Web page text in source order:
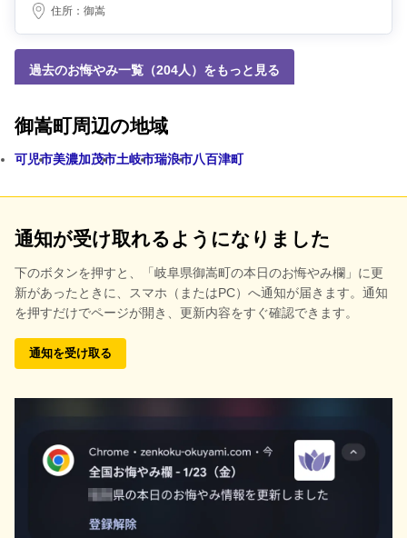
住所：御嵩
過去のお悔やみ一覧（204人）をもっと見る
御嵩町周辺の地域
可児市美濃加茂市土岐市瑞浪市八百津町
通知が受け取れるようになりました
下のボタンを押すと、
「岐阜県御嵩町の本日のお悔やみ欄」に更
新があったときに、スマホ（またはPC）へ通知が届きます。通知
を押すだけでページが開き、更新内容をすぐ確認できます。
通知を受け取る